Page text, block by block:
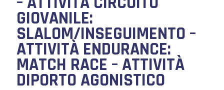
GIOVANILE:
SLALOM/INSEGUIMENTO –
ATTIVITÀ ENDURANCE:
MATCH RACE – ATTIVITÀ
DIPORTO AGONISTICO